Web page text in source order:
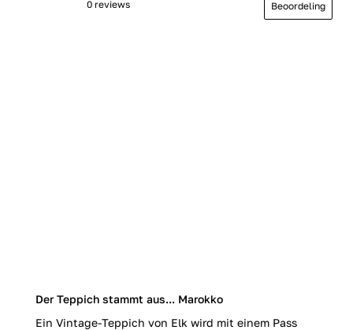
Der Teppich stammt aus... Marokko
Ein Vintage-Teppich von Elk wird mit einem Pass
0 reviews Beoordeling